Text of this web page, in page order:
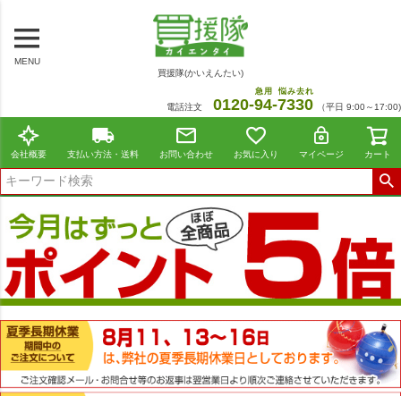
MENU
買援隊(かいえんたい)
電話注文 0120-94
急用
-7330
悩み去れ
（平日 9:00～17:00)
会社概要 支払い方法・送料 お問い合わせ お気に入り マイページ カート